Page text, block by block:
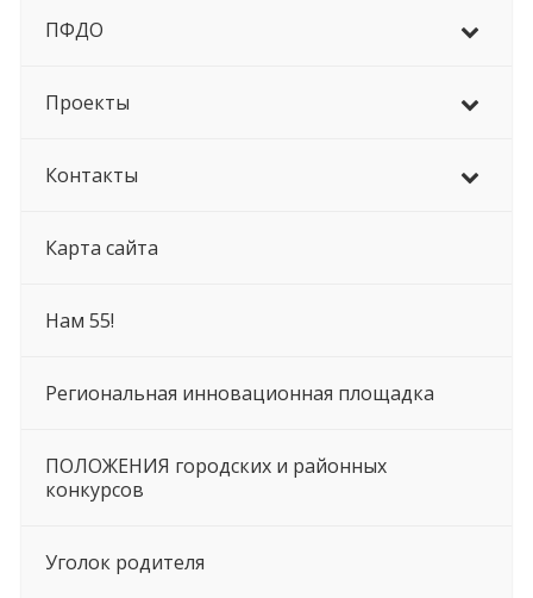
ПФДО
Проекты
Контакты
Карта сайта
Нам 55!
Региональная инновационная площадка
ПОЛОЖЕНИЯ городских и районных
конкурсов
Уголок родителя